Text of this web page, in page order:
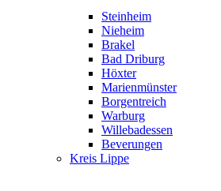
Steinheim
Nieheim
Brakel
Bad Driburg
Höxter
Marienmünster
Borgentreich
Warburg
Willebadessen
Beverungen
Kreis Lippe